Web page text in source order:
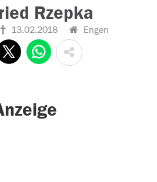
Rzepka
13.02.2018 Engen